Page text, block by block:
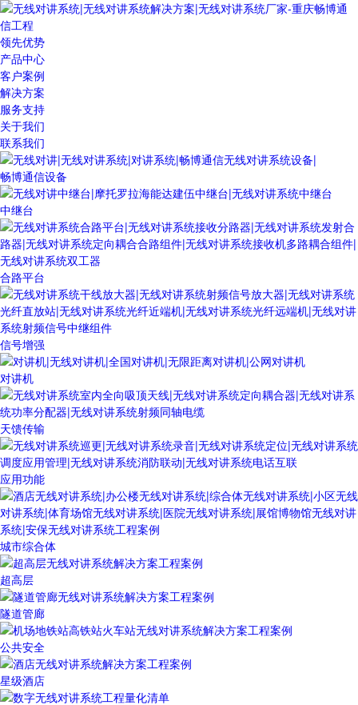
领先优势
产品中心
客户案例
解决方案
服务支持
关于我们
联系我们
畅博通信设备
中继台
合路平台
信号增强
对讲机
天馈传输
应用功能
城市综合体
超高层
隧道管廊
公共安全
星级酒店